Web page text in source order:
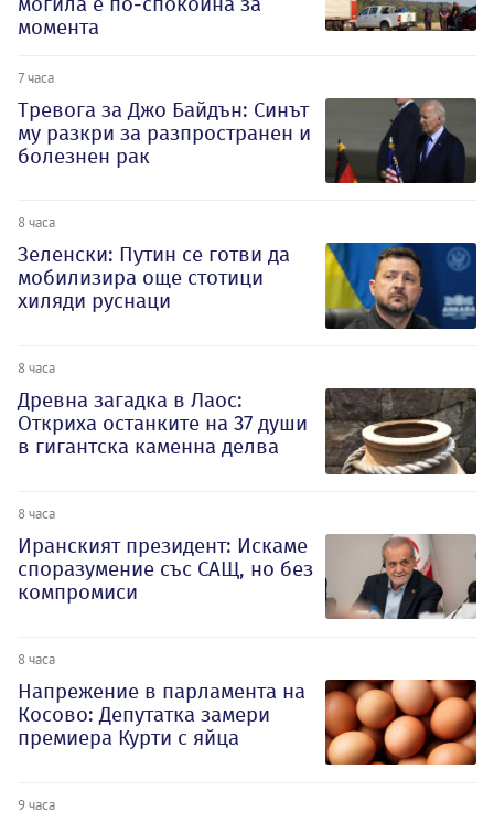
момента
7 часа
Тревога за Джо Байдън: Синът
му разкри за разпространен и
болезнен рак
8 часа
Зеленски: Путин се готви да
мобилизира още стотици
хиляди руснаци
8 часа
Древна загадка в Лаос:
Откриха останките на 37 души
в гигантска каменна делва
8 часа
Иранският президент: Искаме
споразумение със САЩ, но без
компромиси
8 часа
Напрежение в парламента на
Косово: Депутатка замери
премиера Курти с яйца
9 часа